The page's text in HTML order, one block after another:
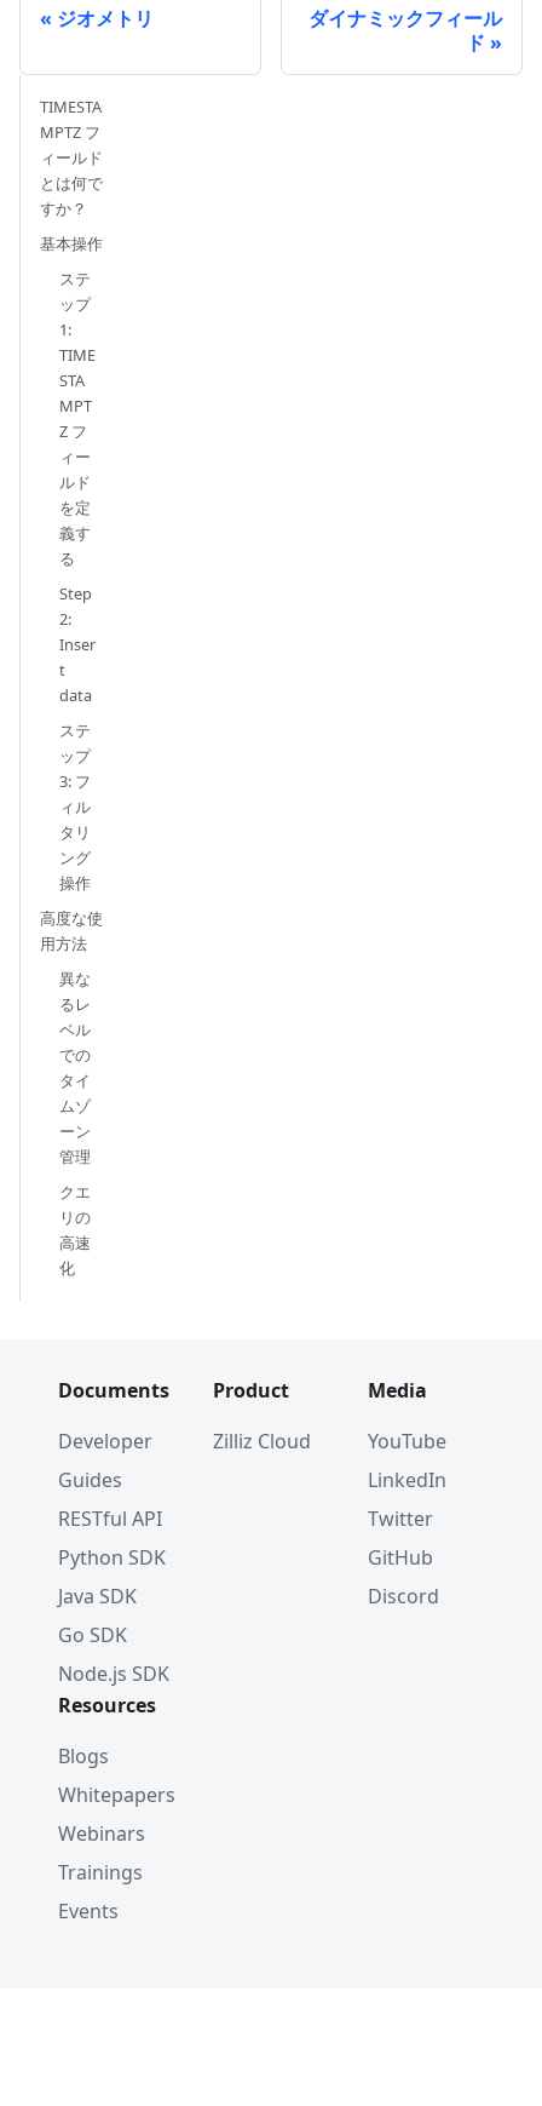
ジオメトリ
ダイナミックフィール
ド
TIMESTA
MPTZ フ
ィールド
とは何で
すか？
基本操作
ステ
ップ
1:
TIME
STA
MPT
Z フ
ィー
ルド
を定
義す
る
Step
2:
Inser
t
data
ステ
ップ
3: フ
ィル
タリ
ング
操作
高度な使
用方法
異な
るレ
ベル
での
タイ
ムゾ
ーン
管理
クエ
リの
高速
化
Documents
Developer
Guides
RESTful API
Python SDK
Java SDK
Go SDK
Node.js SDK
Product
Zilliz Cloud
Media
YouTube
LinkedIn
Twitter
GitHub
Discord
Resources
Blogs
Whitepapers
Webinars
Trainings
Events